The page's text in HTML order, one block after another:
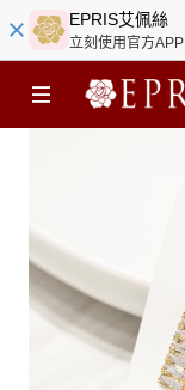
EPRIS艾佩絲
立刻使用官方APP